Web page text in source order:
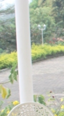
et remise des Prix